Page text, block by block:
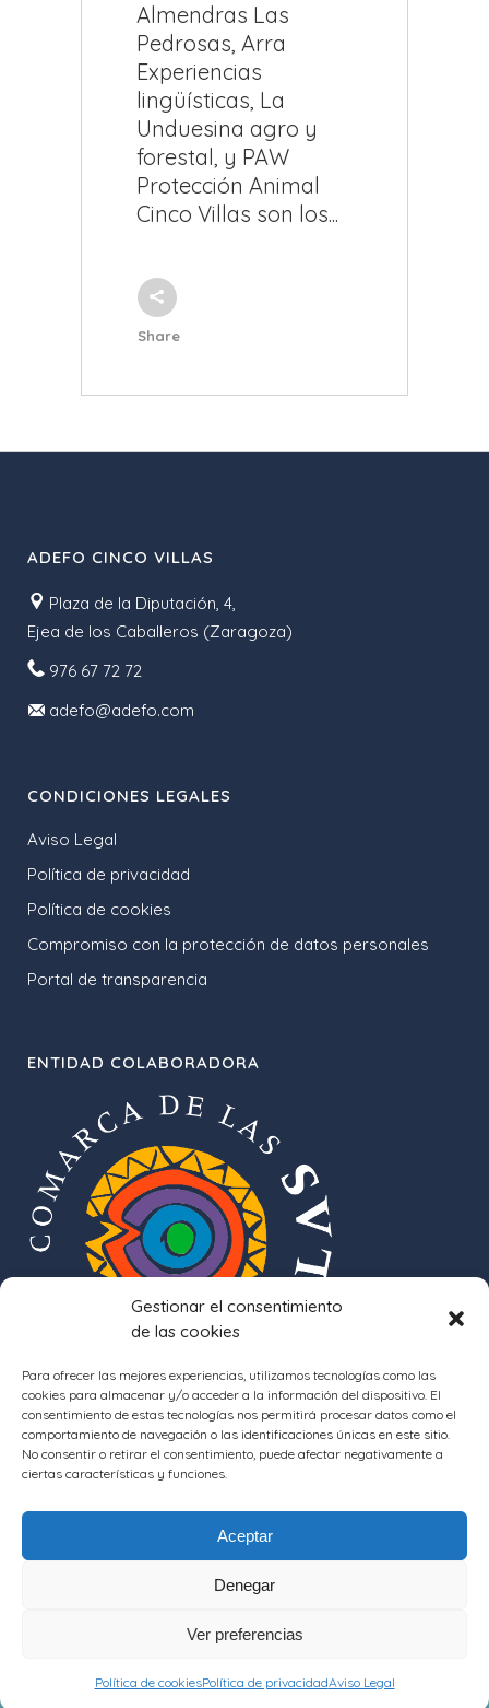
Gestionar el consentimiento
de las cookies
Para ofrecer las mejores experiencias, utilizamos tecnologías como las
cookies para almacenar y/o acceder a la información del dispositivo. El
consentimiento de estas tecnologías nos permitirá procesar datos como el
comportamiento de navegación o las identificaciones únicas en este sitio.
No consentir o retirar el consentimiento, puede afectar negativamente a
ciertas características y funciones.
Aceptar
Denegar
Ver preferencias
Política de cookiesPolítica de privacidadAviso Legal
Almendras Las
Pedrosas, Arra
Experiencias
lingüísticas, La
Unduesina agro y
forestal, y PAW
Protección Animal
Cinco Villas son los...
Share
ADEFO CINCO VILLAS
Plaza de la Diputación, 4,
Ejea de los Caballeros (Zaragoza)
976 67 72 72
adefo@adefo.com
CONDICIONES LEGALES
Aviso Legal
Política de privacidad
Política de cookies
Compromiso con la protección de datos personales
Portal de transparencia
ENTIDAD COLABORADORA
CONSULTING